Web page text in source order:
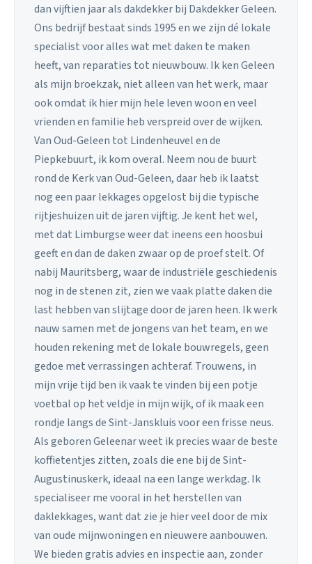
dan vijftien jaar als dakdekker bij Dakdekker Geleen.
Ons bedrijf bestaat sinds 1995 en we zijn dé lokale
specialist voor alles wat met daken te maken
heeft, van reparaties tot nieuwbouw. Ik ken Geleen
als mijn broekzak, niet alleen van het werk, maar
ook omdat ik hier mijn hele leven woon en veel
vrienden en familie heb verspreid over de wijken.
Van Oud-Geleen tot Lindenheuvel en de
Piepkebuurt, ik kom overal. Neem nou de buurt
rond de Kerk van Oud-Geleen, daar heb ik laatst
nog een paar lekkages opgelost bij die typische
rijtjeshuizen uit de jaren vijftig. Je kent het wel,
met dat Limburgse weer dat ineens een hoosbui
geeft en dan de daken zwaar op de proef stelt. Of
nabij Mauritsberg, waar de industriële geschiedenis
nog in de stenen zit, zien we vaak platte daken die
last hebben van slijtage door de jaren heen. Ik werk
nauw samen met de jongens van het team, en we
houden rekening met de lokale bouwregels, geen
gedoe met verrassingen achteraf. Trouwens, in
mijn vrije tijd ben ik vaak te vinden bij een potje
voetbal op het veldje in mijn wijk, of ik maak een
rondje langs de Sint-Janskluis voor een frisse neus.
Als geboren Geleenar weet ik precies waar de beste
koffietentjes zitten, zoals die ene bij de Sint-
Augustinuskerk, ideaal na een lange werkdag. Ik
specialiseer me vooral in het herstellen van
daklekkages, want dat zie je hier veel door de mix
van oude mijnwoningen en nieuwere aanbouwen.
We bieden gratis advies en inspectie aan, zonder